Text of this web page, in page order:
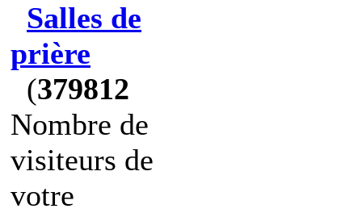
Salles de
prière
(379812
Nombre de
visiteurs de
votre